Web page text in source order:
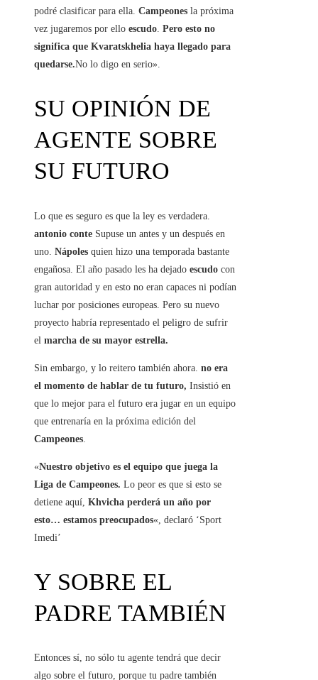
podré clasificar para ella. Campeones la próxima
vez jugaremos por ello escudo. Pero esto no
significa que Kvaratskhelia haya llegado para
quedarse.No lo digo en serio».
SU OPINIÓN DE
AGENTE SOBRE
SU FUTURO
Lo que es seguro es que la ley es verdadera.
antonio conte Supuse un antes y un después en
uno. Nápoles quien hizo una temporada bastante
engañosa. El año pasado les ha dejado escudo con
gran autoridad y en esto no eran capaces ni podían
luchar por posiciones europeas. Pero su nuevo
proyecto habría representado el peligro de sufrir
el marcha de su mayor estrella.
Sin embargo, y lo reitero también ahora. no era
el momento de hablar de tu futuro, Insistió en
que lo mejor para el futuro era jugar en un equipo
que entrenaría en la próxima edición del
Campeones
«Nuestro objetivo es el equipo que juega la
Liga de Campeones. Lo peor es que si esto se
detiene aquí, Khvicha perderá un año por
esto… estamos preocupados«, declaró ‘Sport
Imedi’
Y SOBRE EL
PADRE TAMBIÉN
Entonces sí, no sólo tu agente tendrá que decir
algo sobre el futuro, porque tu padre también